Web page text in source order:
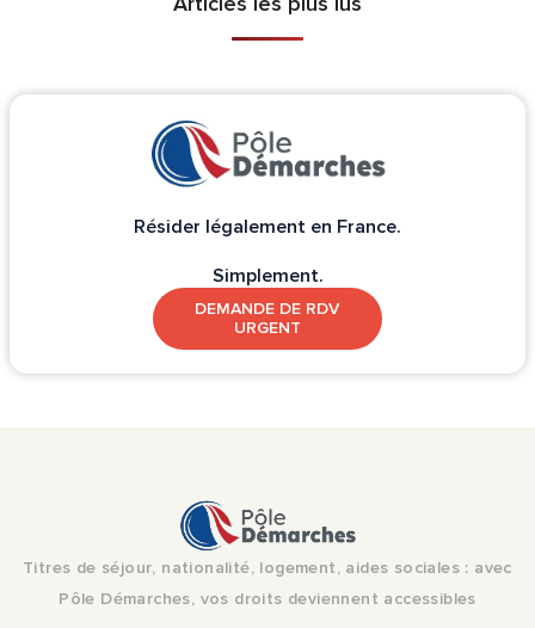
Résider légalement en France.
Simplement.
DEMANDE DE RDV
URGENT
Titres de séjour, nationalité, logement, aides sociales : avec
Pôle Démarches, vos droits deviennent accessibles